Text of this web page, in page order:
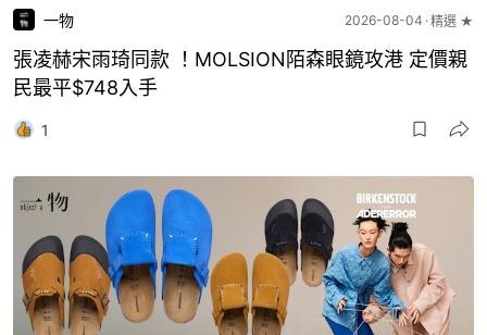
一物 2026-08-04 精選 ★
張凌赫宋雨琦同款 ！MOLSION陌森眼鏡攻港 定價親
民最平$748入手
1